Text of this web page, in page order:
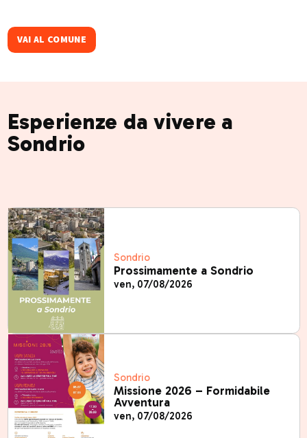
VAI AL COMUNE
Esperienze da vivere a
Sondrio
Sondrio
Prossimamente a Sondrio
ven, 07/08/2026
Sondrio
Missione 2026 – Formidabile
Avventura
ven, 07/08/2026